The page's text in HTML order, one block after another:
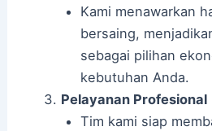
Kami menawarkan
bersaing,
sebagai pilihan
kebutuhan Anda.
Pelayanan Profesional
Tim kami siap